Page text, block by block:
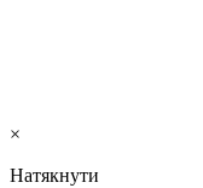
×
Натякнути